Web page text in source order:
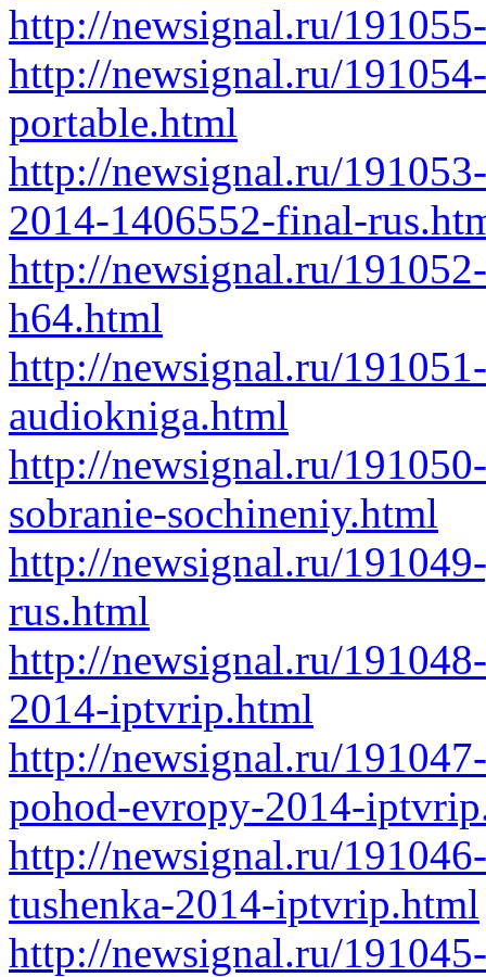
http://newsignal.ru/
http://newsignal.ru/
portable.html
http://newsignal.ru/
2014-1406552-final-
http://newsignal.ru/
h64.html
http://newsignal.ru/
audiokniga.html
http://newsignal.ru/
sobranie-sochineniy.html
http://newsignal.ru/
rus.html
http://newsignal.ru/
2014-iptvrip.html
http://newsignal.ru/
pohod-evropy-2014-
http://newsignal.ru/
tushenka-2014-iptvrip.html
http://newsignal.ru/